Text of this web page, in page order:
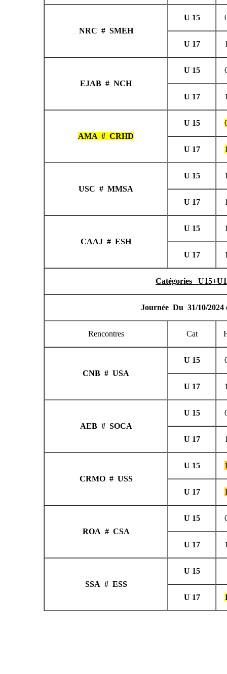
NRC # SMEH
EJAB # NCH
AMA # CRHD
USC # MMSA
CAAJ # ESH
Rencontres
CNB # USA
AEB # SOCA
CRMO # USS
ROA # CSA
SSA # ESS